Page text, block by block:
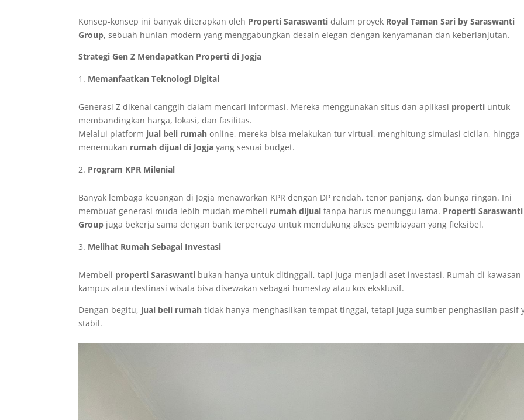
Konsep-konsep ini banyak diterapkan oleh Properti Saraswanti dalam proyek Royal Taman Sari by Saraswanti
Group, sebuah hunian modern yang menggabungkan desain elegan dengan kenyamanan dan keberlanjutan.
Strategi Gen Z Mendapatkan Properti di Jogja
Memanfaatkan Teknologi Digital
Generasi Z dikenal canggih dalam mencari informasi. Mereka menggunakan situs dan aplikasi properti untuk
membandingkan harga, lokasi, dan fasilitas.
Melalui platform jual beli rumah online, mereka bisa melakukan tur virtual, menghitung simulasi cicilan, hingga
menemukan rumah dijual di Jogja yang sesuai budget.
Program KPR Milenial
Banyak lembaga keuangan di Jogja menawarkan KPR dengan DP rendah, tenor panjang, dan bunga ringan. Ini
membuat generasi muda lebih mudah membeli rumah dijual tanpa harus menunggu lama. Properti Saraswanti
Group juga bekerja sama dengan bank terpercaya untuk mendukung akses pembiayaan yang fleksibel.
Melihat Rumah Sebagai Investasi
Membeli properti Saraswanti bukan hanya untuk ditinggali, tapi juga menjadi aset investasi. Rumah di kawasan
kampus atau destinasi wisata bisa disewakan sebagai homestay atau kos eksklusif.
Dengan begitu, jual beli rumah tidak hanya menghasilkan tempat tinggal, tetapi juga sumber penghasilan pasif
stabil.